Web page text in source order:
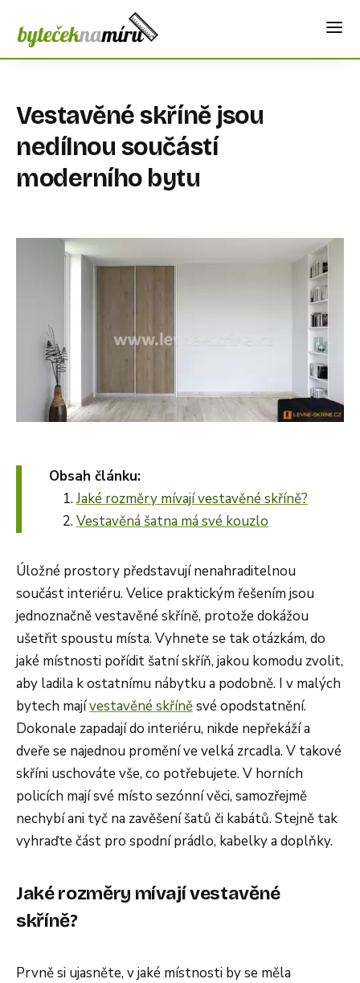
Vestavěné skříně jsou
nedílnou součástí
moderního bytu
Obsah článku:
Jaké rozměry mívají vestavěné skříně?
Vestavěná šatna má své kouzlo
Úložné prostory představují nenahraditelnou
součást interiéru. Velice praktickým řešením jsou
jednoznačně vestavěné skříně, protože dokážou
ušetřit spoustu místa. Vyhnete se tak otázkám, do
jaké místnosti pořídit šatní skříň, jakou komodu zvolit,
aby ladila k ostatnímu nábytku a podobně. I v malých
bytech majívestavěné skříněsvé opodstatnění.
Dokonale zapadají do interiéru, nikde nepřekáží a
dveře se najednou promění ve velká zrcadla. V takové
skříni uschováte vše, co potřebujete. V horních
policích mají své místo sezónní věci, samozřejmě
nechybí ani tyč na zavěšení šatů či kabátů. Stejně tak
vyhraďte část pro spodní prádlo, kabelky a doplňky.
Jaké rozměry mívají vestavěné
skříně?
Prvně si ujasněte, v jaké místnosti by se měla